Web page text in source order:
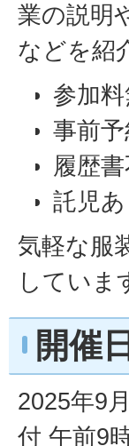
業の説明
などを紹
参加
事前
履歴
託児あ
気軽な服
していま
開催
2025年9
付 午前9